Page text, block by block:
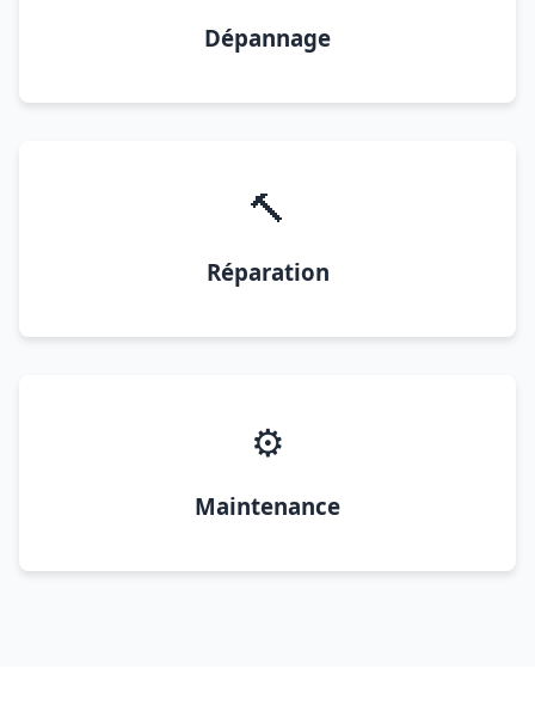
Dépannage
🔨
Réparation
⚙️
Maintenance